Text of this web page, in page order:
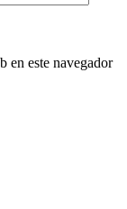
en este navegador